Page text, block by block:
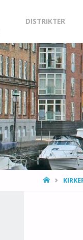
content
DISTRIKTER
HOME